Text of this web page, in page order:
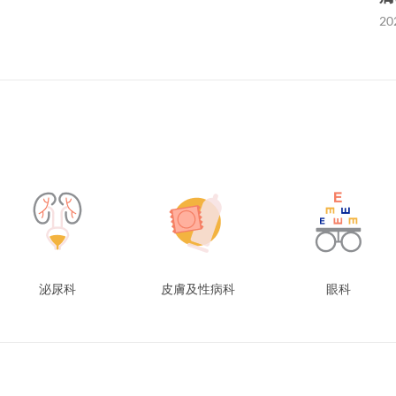
泌尿科 皮膚及性病科 眼科